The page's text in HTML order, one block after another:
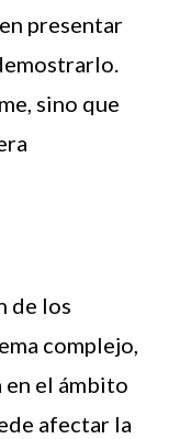
presentar
sino que
de los
complejo,
en el ámbito
afectar la